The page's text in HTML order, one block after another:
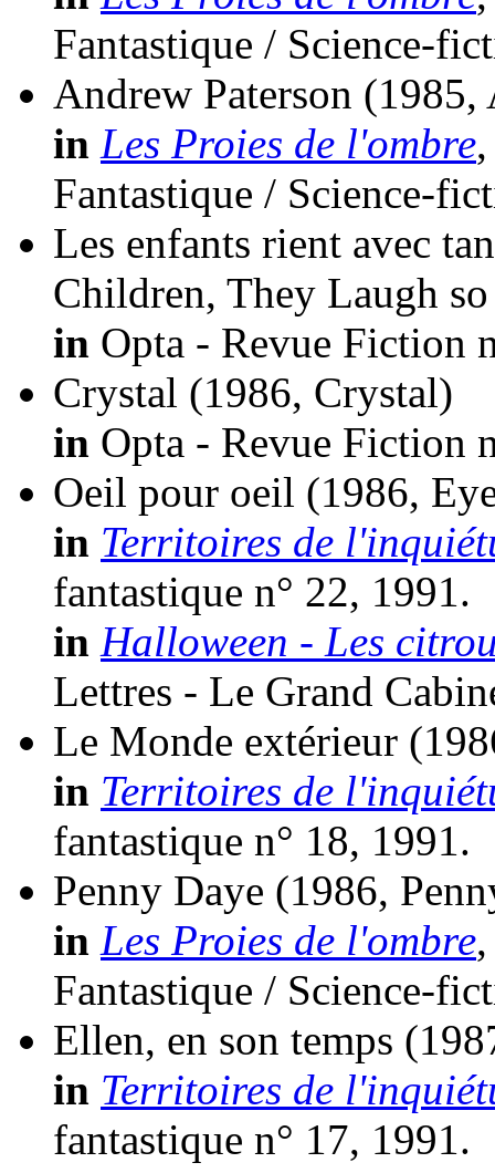
Fantastique / Science-
Andrew Paterson (1985,
in Les Proies de l'ombre
Fantastique / Science-
Les enfants rient avec
Children, They Laugh
in Opta - Revue Fiction
Crystal (1986, Crystal)
in Opta - Revue Fiction
Oeil pour oeil (1986,
in Territoires de
fantastique n° 22, 1991.
in Halloween - Les
Lettres - Le Grand
Le Monde extérieur
in Territoires de
fantastique n° 18, 1991.
Penny Daye (1986,
in Les Proies de l'ombre
Fantastique / Science-
Ellen, en son temps
in Territoires de
fantastique n° 17, 1991.